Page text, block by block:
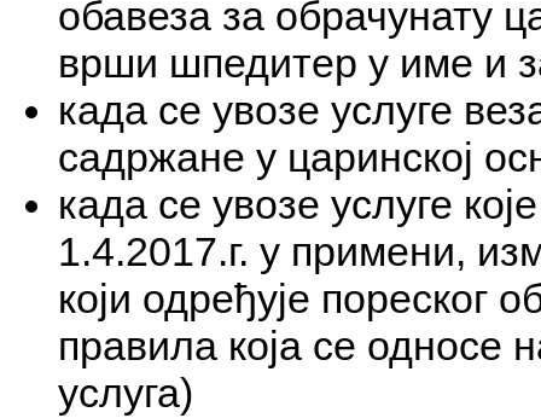
обавеза за обрачунату
врши шпедитер у име и
када се увозе услуге
садржане у царинској
када се увозе услуге
1.4.2017.г. у примени,
који одређује пореског
правила која се односе
услуга)